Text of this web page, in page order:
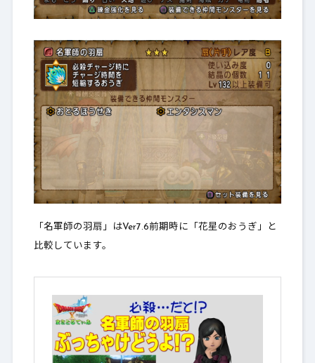
「名軍師の羽扇」はVer7.6前期時に「花星のおうぎ」と
比較しています。